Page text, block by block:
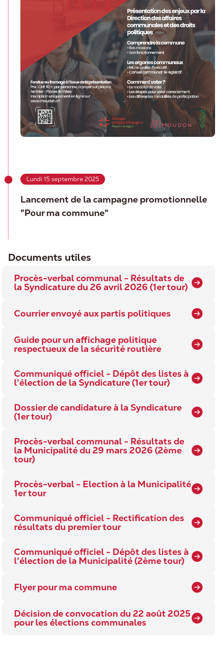
Lundi 15 septembre 2025
Lancement de la campagne promotionnelle
"Pour ma commune"
Documents utiles
Procès-verbal communal - Résultats de
la Syndicature du 26 avril 2026 (1er tour)
Courrier envoyé aux partis politiques
Guide pour un affichage politique
respectueux de la sécurité routière
Communiqué officiel - Dépôt des listes à
l'élection de la Syndicature (1er tour)
Dossier de candidature à la Syndicature
(1er tour)
Procès-verbal communal - Résultats de
la Municipalité du 29 mars 2026 (2ème
tour)
Procès-verbal - Election à la Municipalité
1er tour
Communiqué officiel - Rectification des
résultats du premier tour
Communiqué officiel - Dépôt des listes à
l'élection de la Municipalité (2ème tour)
Flyer pour ma commune
Décision de convocation du 22 août 2025
pour les élections communales